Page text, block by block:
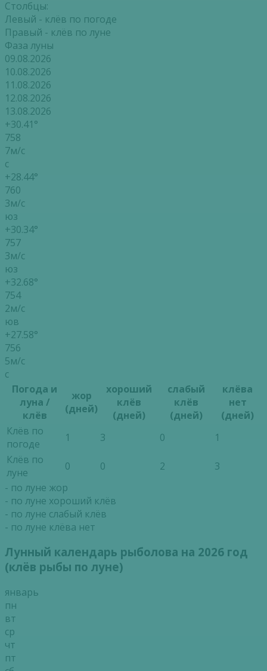
Столбцы:
Левый - клёв по погоде
Правый - клёв по луне
Фаза луны
09.08.2026
10.08.2026
11.08.2026
12.08.2026
13.08.2026
+30.41°
758
7м/с
с
+28.44°
760
3м/с
юз
+30.34°
757
3м/с
юз
+32.68°
754
2м/с
юв
+27.58°
756
5м/с
с
Погода и
луна /
клёв
жор
(дней)
хороший
клёв
(дней)
слабый
клёв
(дней)
клёва
нет
(дней)
Клёв по
погоде
1 3 0
1
Клёв по
луне
0 0 2
3
- по луне жор
- по луне хороший клёв
- по луне слабый клёв
- по луне клёва нет
Лунный календарь рыболова на 2026 год
(клёв рыбы по луне)
январь
пн
вт
ср
чт
пт